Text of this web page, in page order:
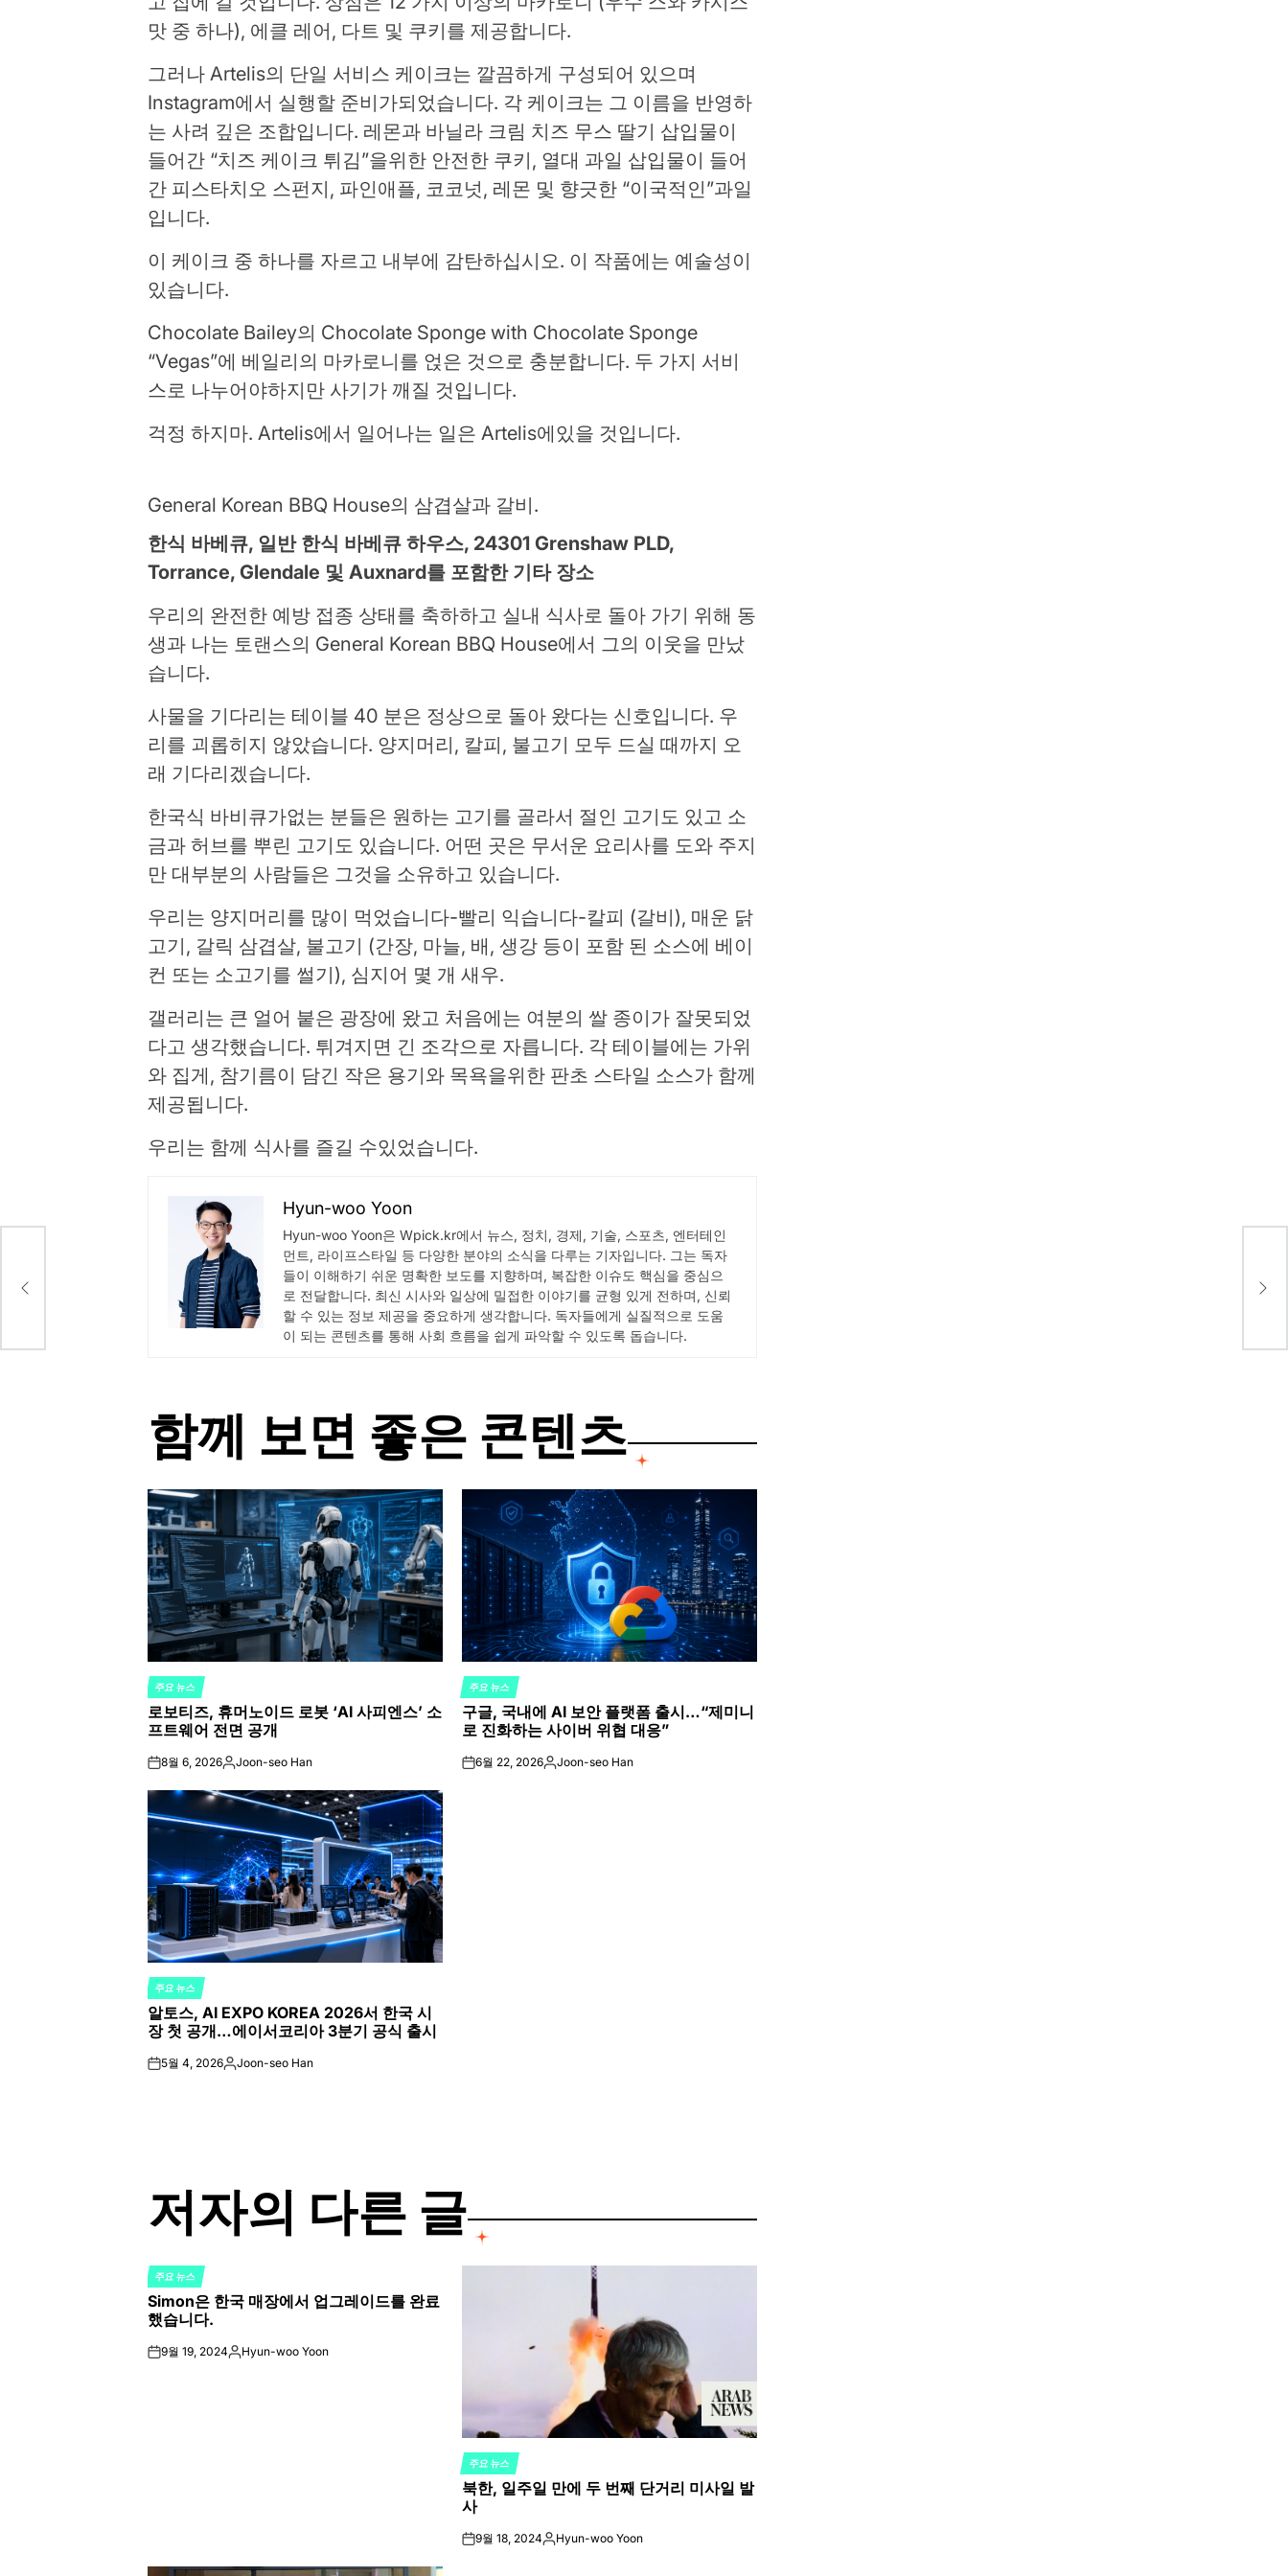
맛 중 하나), 에클 레어, 다트 및 쿠키를 제공합니다.
그러나 Artelis의 단일 서비스 케이크는 깔끔하게 구성되어 있으며
Instagram에서 실행할 준비가되었습니다. 각 케이크는 그 이름을 반영하
는 사려 깊은 조합입니다. 레몬과 바닐라 크림 치즈 무스 딸기 삽입물이
들어간 “치즈 케이크 튀김”을위한 안전한 쿠키, 열대 과일 삽입물이 들어
간 피스타치오 스펀지, 파인애플, 코코넛, 레몬 및 향긋한 “이국적인”과일
입니다.
이 케이크 중 하나를 자르고 내부에 감탄하십시오. 이 작품에는 예술성이
있습니다.
Chocolate Bailey의 Chocolate Sponge with Chocolate Sponge
“Vegas”에 베일리의 마카로니를 얹은 것으로 충분합니다. 두 가지 서비
스로 나누어야하지만 사기가 깨질 것입니다.
걱정 하지마. Artelis에서 일어나는 일은 Artelis에있을 것입니다.
General Korean BBQ House의 삼겹살과 갈비.
한식 바베큐, 일반 한식 바베큐 하우스, 24301 Grenshaw PLD,
Torrance, Glendale 및 Auxnard를 포함한 기타 장소
우리의 완전한 예방 접종 상태를 축하하고 실내 식사로 돌아 가기 위해 동
생과 나는 토랜스의 General Korean BBQ House에서 그의 이웃을 만났
습니다.
사물을 기다리는 테이블 40 분은 정상으로 돌아 왔다는 신호입니다. 우
리를 괴롭히지 않았습니다. 양지머리, 칼피, 불고기 모두 드실 때까지 오
래 기다리겠습니다.
한국식 바비큐가없는 분들은 원하는 고기를 골라서 절인 고기도 있고 소
금과 허브를 뿌린 고기도 있습니다. 어떤 곳은 무서운 요리사를 도와 주지
만 대부분의 사람들은 그것을 소유하고 있습니다.
우리는 양지머리를 많이 먹었습니다-빨리 익습니다-칼피 (갈비), 매운 닭
고기, 갈릭 삼겹살, 불고기 (간장, 마늘, 배, 생강 등이 포함 된 소스에 베이
컨 또는 소고기를 썰기), 심지어 몇 개 새우.
갤러리는 큰 얼어 붙은 광장에 왔고 처음에는 여분의 쌀 종이가 잘못되었
다고 생각했습니다. 튀겨지면 긴 조각으로 자릅니다. 각 테이블에는 가위
와 집게, 참기름이 담긴 작은 용기와 목욕을위한 판초 스타일 소스가 함께
제공됩니다.
우리는 함께 식사를 즐길 수있었습니다.
Hyun-woo Yoon
Hyun-woo Yoon은 Wpick.kr에서 뉴스, 정치, 경제, 기술, 스포츠, 엔터테인
먼트, 라이프스타일 등 다양한 분야의 소식을 다루는 기자입니다. 그는 독자
들이 이해하기 쉬운 명확한 보도를 지향하며, 복잡한 이슈도 핵심을 중심으
로 전달합니다. 최신 시사와 일상에 밀접한 이야기를 균형 있게 전하며, 신뢰
할 수 있는 정보 제공을 중요하게 생각합니다. 독자들에게 실질적으로 도움
이 되는 콘텐츠를 통해 사회 흐름을 쉽게 파악할 수 있도록 돕습니다.
함께 보면 좋은 콘텐츠
POSTED
IN
주요 뉴스
로보티즈, 휴머노이드 로봇 ‘AI 사피엔스’ 소
프트웨어 전면 공개
on8월 6, 2026Posted
Joon-seo Han
POSTED
IN
주요 뉴스
구글, 국내에 AI 보안 플랫폼 출시…“제미니
로 진화하는 사이버 위협 대응”
on6월 22, 2026Posted
Joon-seo Han
POSTED
IN
주요 뉴스
알토스, AI EXPO KOREA 2026서 한국 시
장 첫 공개…에이서코리아 3분기 공식 출시
on5월 4, 2026Posted
Joon-seo Han
저자의 다른 글
POSTED
IN
주요 뉴스
Simon은 한국 매장에서 업그레이드를 완료
했습니다.
on9월 19, 2024Posted
Hyun-woo Yoon
POSTED
IN
주요 뉴스
북한, 일주일 만에 두 번째 단거리 미사일 발
사
on9월 18, 2024Posted
Hyun-woo Yoon
의
수